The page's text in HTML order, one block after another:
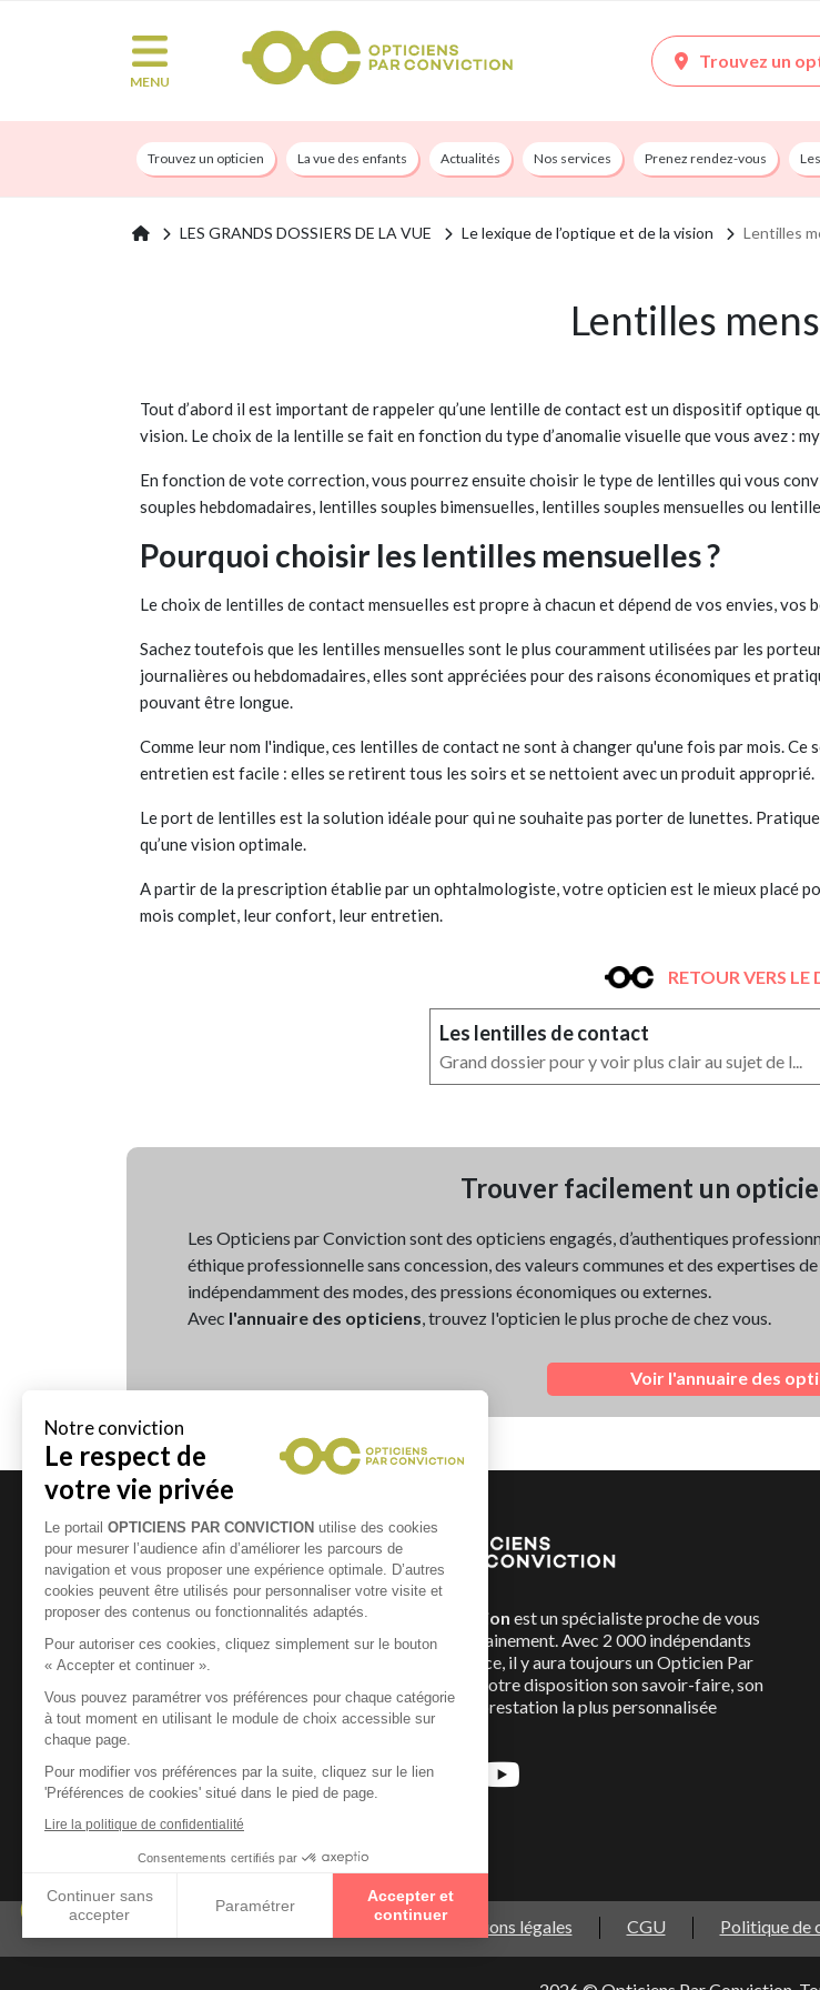
MENU
Trouvez un
Trouvez un opticien La vue des enfants Actualités Nos services Prenez rendez-vous
LES GRANDS DOSSIERS DE LA VUE Le lexique de l’optique et de la vision Lentilles
Lentilles
Tout d’abord il est important de rappeler qu’une lentille de contact est un dispositif optique
vision. Le choix de la lentille se fait en fonction du type d’anomalie visuelle que vous avez :
En fonction de vote correction, vous pourrez ensuite choisir le type de lentilles qui vous
souples hebdomadaires, lentilles souples bimensuelles, lentilles souples mensuelles ou
Pourquoi choisir les lentilles mensuelles ?
Le choix de lentilles de contact mensuelles est propre à chacun et dépend de vos envies, vos
Sachez toutefois que les lentilles mensuelles sont le plus couramment utilisées par les
journalières ou hebdomadaires, elles sont appréciées pour des raisons économiques et
pouvant être longue.
Comme leur nom l'indique, ces lentilles de contact ne sont à changer qu'une fois par mois.
entretien est facile : elles se retirent tous les soirs et se nettoient avec un produit approprié.
Le port de lentilles est la solution idéale pour qui ne souhaite pas porter de lunettes.
qu’une vision optimale.
A partir de la prescription établie par un ophtalmologiste, votre opticien est le mieux placé
mois complet, leur confort, leur entretien.
RETOUR VERS LE
Les lentilles de contact
Grand dossier pour y voir plus clair au sujet de l...
Trouver facilement un
Les Opticiens par Conviction sont des opticiens engagés, d’authentiques
éthique professionnelle sans concession, des valeurs communes et des expertises
indépendamment des modes, des pressions économiques ou externes.
Avec l'annuaire des opticiens, trouvez l'opticien le plus proche de chez vous.
Voir l'annuaire des
Un Opticien Par Conviction est un spécialiste proche de vous
géographiquement et humainement. Avec 2 000 indépendants
répartis dans toute la France, il y aura toujours un Opticien Par
Conviction pour mettre à votre disposition son savoir-faire, son
expertise et vous offrir la prestation la plus personnalisée
possible.En savoir +
Mentions légales CGU Politique de
Notre conviction
Le respect de
votre vie privée
Le portail OPTICIENS PAR CONVICTION utilise des cookies
pour mesurer l’audience afin d’améliorer les parcours de
navigation et vous proposer une expérience optimale. D’autres
cookies peuvent être utilisés pour personnaliser votre visite et
proposer des contenus ou fonctionnalités adaptés.
Pour autoriser ces cookies, cliquez simplement sur le bouton
« Accepter et continuer ».
Vous pouvez paramétrer vos préférences pour chaque catégorie
à tout moment en utilisant le module de choix accessible sur
chaque page.
Pour modifier vos préférences par la suite, cliquez sur le lien
'Préférences de cookies' situé dans le pied de page.
Lire la politique de confidentialité
Consentements certifiés par
Continuer sans
accepter
Paramétrer
Accepter et
continuer